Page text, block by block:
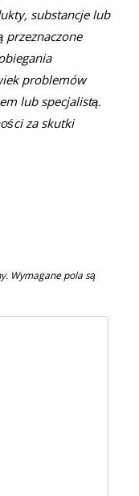
substancje lub
przeznaczone
problemów
lub specjalistą.
za skutki
Wymagane pola są